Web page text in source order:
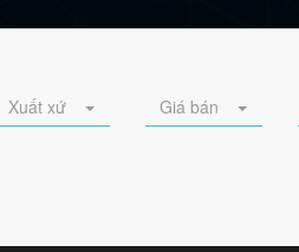
Xuất xứ Giá bán